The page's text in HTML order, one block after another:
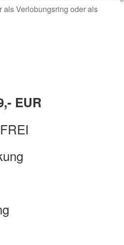
Verlobungsring oder als
EUR